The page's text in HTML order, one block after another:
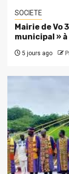
SOCIETE
Mairie de Vo
municipal »
5 jours ago